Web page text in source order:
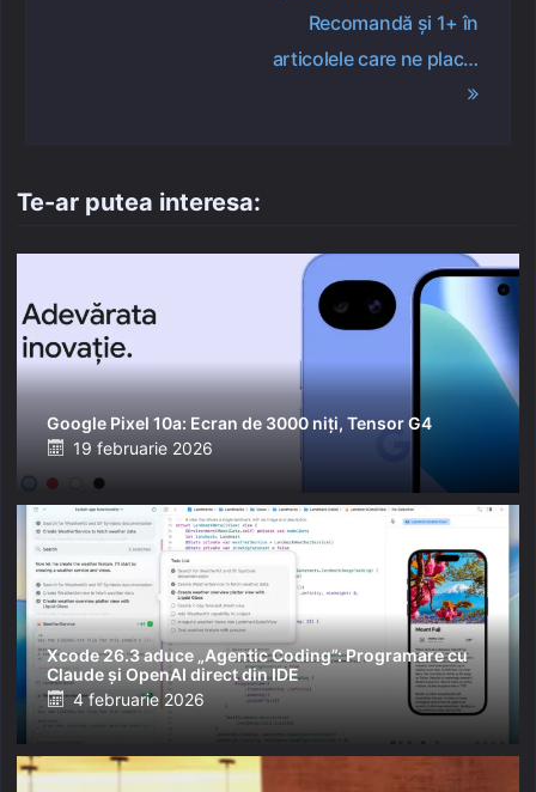
Recomandă și 1+ în
articolele care ne plac…
Te-ar putea interesa:
Google Pixel 10a: Ecran de 3000 niți, Tensor G4
Posted
on
19 februarie 2026
Xcode 26.3 aduce „Agentic Coding”: Programare cu
Claude și OpenAI direct din IDE
Posted
4 februarie 2026